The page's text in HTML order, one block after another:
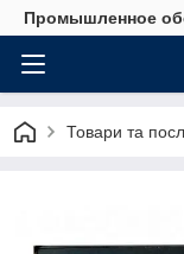
Промышленное
Товари та